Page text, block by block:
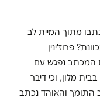
מתוך המיית לב
פרוז'ינין
המכתב נפגש עם
מלון, וכי דיבר
התומך והאוהד נכתב